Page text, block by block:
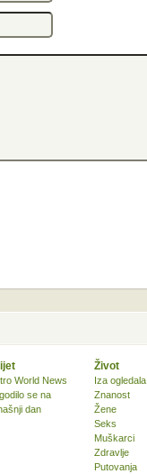
World News
se na
dan
Život
Iza ogledala
Znanost
Žene
Seks
Muškarci
Zdravlje
Putovanja